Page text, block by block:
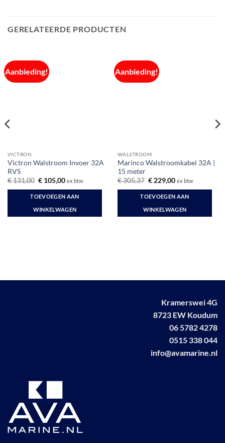
GERELATEERDE PRODUCTEN
Aanbieding!
VICTRON
Victron Walstroom Invoer 32A
RVS
€131,00 Oorspronkelijke
was:
€ 131,00.
€105,00Huidige
is:
€ 105,00.
ex btw
TOEVOEGEN AAN
WINKELWAGEN
Aanbieding!
WALSTROOM
Marinco Walstroomkabel 32A |
15 meter
€305,37 Oorspronkelijke
was:
€ 305,37.
€229,00Huidige
is:
€ 229,00.
ex btw
TOEVOEGEN AAN
WINKELWAGEN
Kramerswei 4G
8723 EW Koudum
06 5782 4278
0515 338 044
info@avamarine.nl